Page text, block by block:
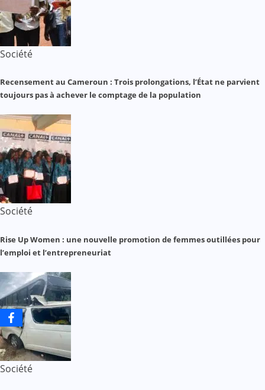
Société
Recensement au Cameroun : Trois prolongations, l’État ne parvient
toujours pas à achever le comptage de la population
Société
Rise Up Women : une nouvelle promotion de femmes outillées pour
l’emploi et l’entrepreneuriat
Société